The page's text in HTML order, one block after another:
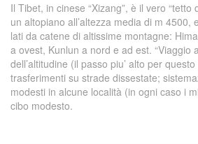
Il Tibet, in cinese “Xizang”, è il vero “tetto
un altopiano all’altezza media di m 4500,
lati da catene di altissime montagne:
a ovest, Kunlun a nord e ad est. “Viaggio
dell’altitudine (il passo piu’ alto per
trasferimenti su strade dissestate;
modesti in alcune località (in ogni caso i
cibo modesto.